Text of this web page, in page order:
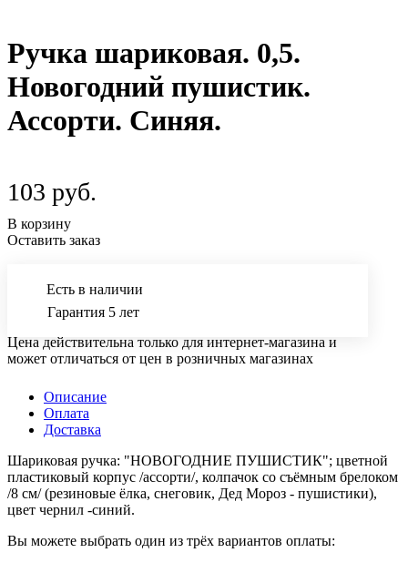
Ручка шариковая. 0,5.
Новогодний пушистик.
Ассорти. Синяя.
103 руб.
В корзину
Оставить заказ
Есть в наличии
Гарантия 5 лет
Цена действительна только для интернет-магазина и
может отличаться от цен в розничных магазинах
Описание
Оплата
Доставка
Шариковая ручка: "НОВОГОДНИЕ ПУШИСТИК"; цветной
пластиковый корпус /ассорти/, колпачок со съёмным брелоком
/8 см/ (резиновые ёлка, снеговик, Дед Мороз - пушистики),
цвет чернил -синий.
Вы можете выбрать один из трёх вариантов оплаты: